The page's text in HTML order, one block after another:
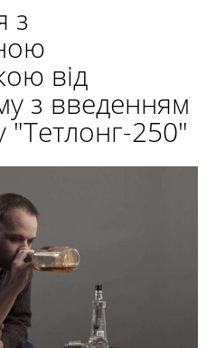
з
від
з введенням
"Тетлонг-250"